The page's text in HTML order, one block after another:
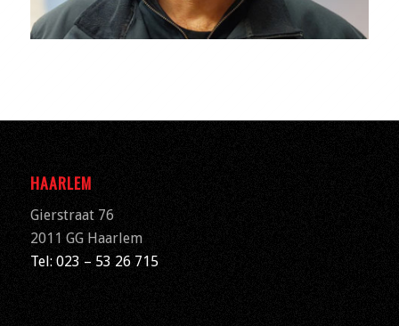
HAARLEM
Gierstraat 76
2011 GG Haarlem
Tel: 023 – 53 26 715